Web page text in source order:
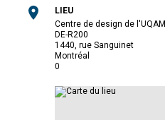
LIEU
Centre de design de l'UQAM
DE-R200
1440, rue Sanguinet
Montréal
0